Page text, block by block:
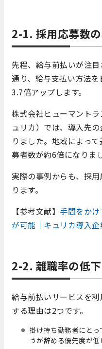
2-1. 採用応募数
先程、給与前払いが注
通り、給与支払い方法
3.7倍アップします。
株式会社ヒューマント
ュリカ）では、導入先
りました。地域によっ
募者数が約6倍になりま
実際の事例からも、採
ります。
【参考文献】 手間をか
が可能｜キュリカ導入企
2-2. 離職率の低下
給与前払いサービスを
する理由は2つです。
掛け持ち勤務者にと
うが辞める優先度が低